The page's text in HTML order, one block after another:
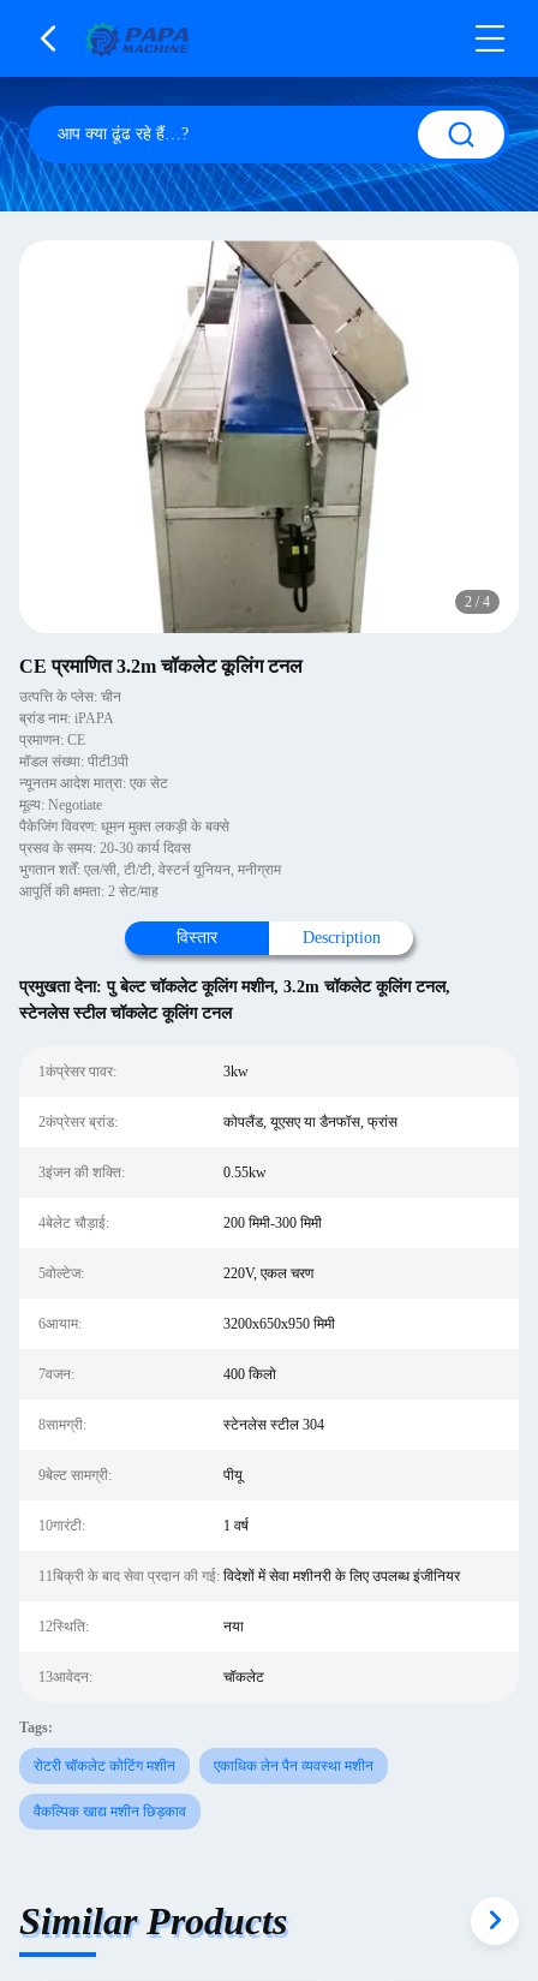
2 / 4
CE प्रमाणित 3.2m चॉकलेट कूलिंग टनल
उत्पत्ति के प्लेस: चीन
ब्रांड नाम: iPAPA
प्रमाणन: CE
मॉडल संख्या: पीटी3पी
न्यूनतम आदेश मात्रा: एक सेट
मूल्य: Negotiate
पैकेजिंग विवरण: धूमन मुक्त लकड़ी के बक्से
प्रसव के समय: 20-30 कार्य दिवस
भुगतान शर्तें: एल/सी, टी/टी, वेस्टर्न यूनियन, मनीग्राम
आपूर्ति की क्षमता: 2 सेट/माह
विस्तार Description
प्रमुखता देना:पु बेल्ट चॉकलेट कूलिंग मशीन, 3.2m चॉकलेट कूलिंग टनल,
स्टेनलेस स्टील चॉकलेट कूलिंग टनल
1कंप्रेसर पावर: 3kw
2कंप्रेसर ब्रांड: कोपलैंड, यूएसए या डैनफॉस, फ्रांस
3इंजन की शक्ति: 0.55kw
4बेलेट चौड़ाई: 200 मिमी-300 मिमी
5वोल्टेज: 220V, एकल चरण
6आयाम: 3200x650x950 मिमी
7वजन: 400 किलो
8सामग्री: स्टेनलेस स्टील 304
9बेल्ट सामग्री: पीयू
10गारंटी: 1 वर्ष
11बिक्री के बाद सेवा प्रदान की गई: विदेशों में सेवा मशीनरी के लिए उपलब्ध इंजीनियर
12स्थिति: नया
13आवेदन: चॉकलेट
Tags:
रोटरी चॉकलेट कोटिंग मशीन एकाधिक लेन पैन व्यवस्था मशीन
वैकल्पिक खाद्य मशीन छिड़काव
Similar Products